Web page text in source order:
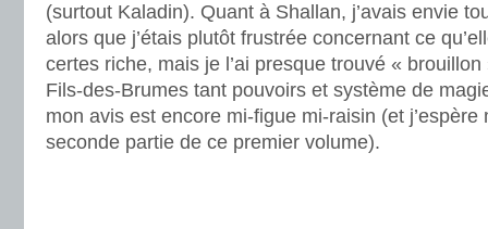
(surtout Kaladin). Quant à Shallan, j’avais envie
alors que j’étais plutôt frustrée concernant ce
certes riche, mais je l’ai presque trouvé «
Fils-des-Brumes tant pouvoirs et système de
mon avis est encore mi-figue mi-raisin (et
seconde partie de ce premier volume).